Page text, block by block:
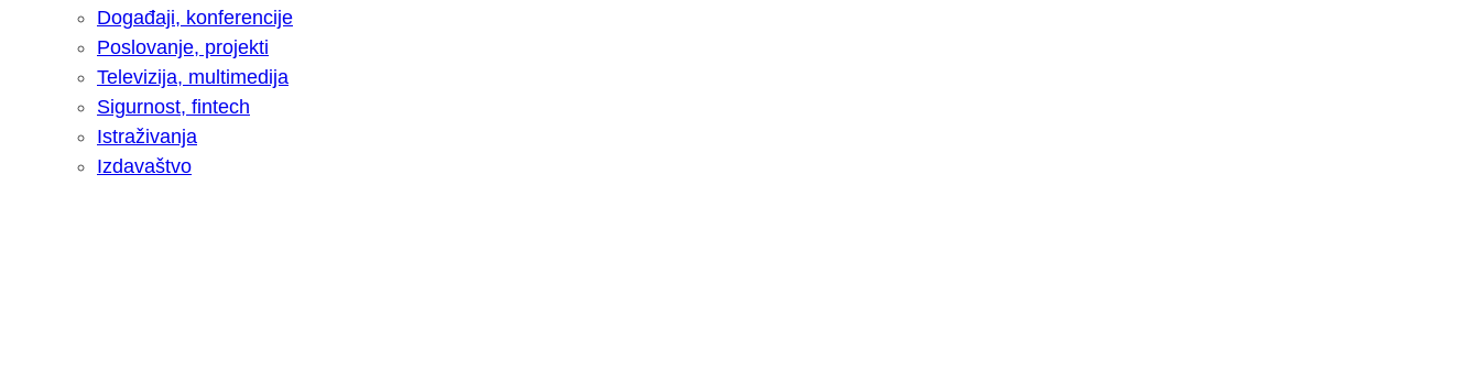
Događaji, konferencije
Poslovanje, projekti
Televizija, multimedija
Sigurnost, fintech
Istraživanja
Izdavaštvo